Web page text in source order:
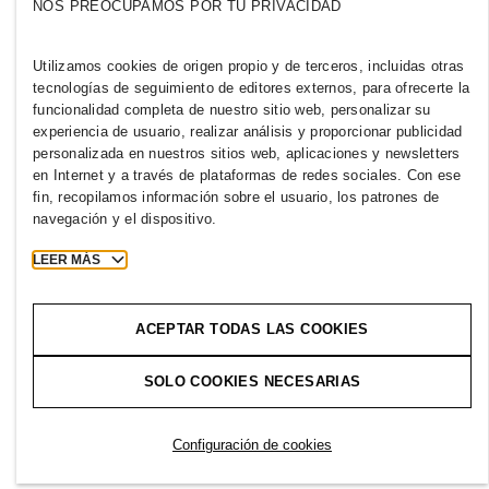
Cookies Cookie Settings
H&M.com
2026 H & M Hennes and Mauritz AB.
The
NOS PREOCUPAMOS POR TU PRIVACIDAD
Utilizamos cookies de origen propio y de terceros, incluidas otras
tecnologías de seguimiento de editores externos, para ofrecerte la
funcionalidad completa de nuestro sitio web, personalizar su
experiencia de usuario, realizar análisis y proporcionar publicidad
personalizada en nuestros sitios web, aplicaciones y newsletters
en Internet y a través de plataformas de redes sociales. Con ese
fin, recopilamos información sobre el usuario, los patrones de
navegación y el dispositivo.
LEER MÁS
ACEPTAR TODAS LAS COOKIES
SOLO COOKIES NECESARIAS
Configuración de cookies